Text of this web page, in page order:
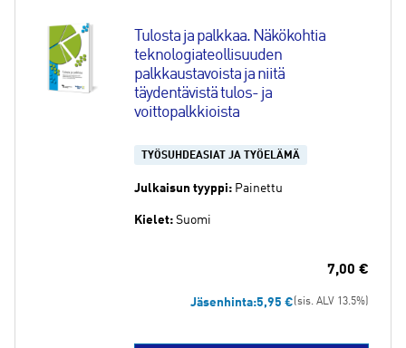
Tulosta ja palkkaa. Näkökohtia
teknologiateollisuuden
palkkaustavoista ja niitä
täydentävistä tulos- ja
voittopalkkioista
TYÖSUHDEASIAT JA TYÖELÄMÄ
Julkaisun tyyppi: Painettu
Kielet: Suomi
7,00 €
Jäsenhinta:5,95 € (sis. ALV 13.5%)